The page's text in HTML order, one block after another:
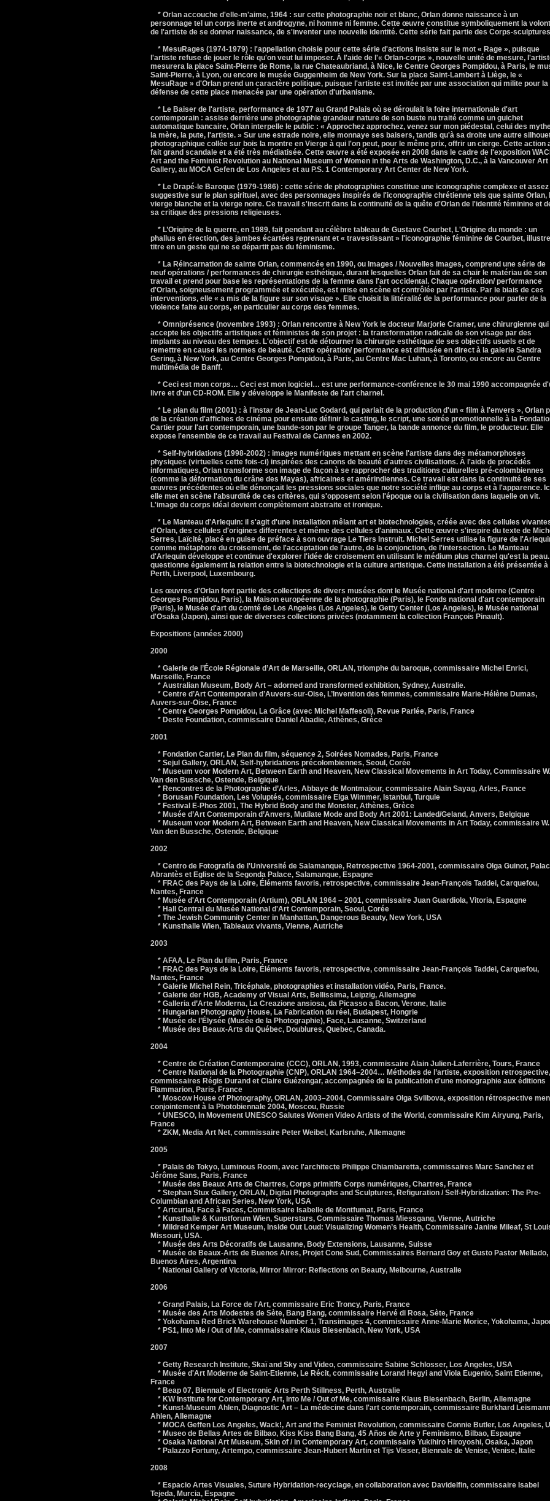
* Orlan accouche d'elle-m'aime, 1964 : sur cette photographie noir et blanc, Orlan donne naissance à un
personnage tel un corps inerte et androgyne, ni homme ni femme. Cette œuvre constitue symboliquement la
de l'artiste de se donner naissance, de s'inventer une nouvelle identité. Cette série fait partie des Corps-
* MesuRages (1974-1979) : l'appellation choisie pour cette série d'actions insiste sur le mot « Rage », puisque
l'artiste refuse de jouer le rôle qu'on veut lui imposer. À l'aide de l'« Orlan-corps », nouvelle unité de mesure,
mesurera la place Saint-Pierre de Rome, la rue Chateaubriand, à Nice, le Centre Georges Pompidou, à Paris, le
Saint-Pierre, à Lyon, ou encore le musée Guggenheim de New York. Sur la place Saint-Lambert à Liège, le «
MesuRage » d'Orlan prend un caractère politique, puisque l'artiste est invitée par une association qui milite pour la
défense de cette place menacée par une opération d'urbanisme.
* Le Baiser de l'artiste, performance de 1977 au Grand Palais où se déroulait la foire internationale d'art
contemporain : assise derrière une photographie grandeur nature de son buste nu traité comme un guichet
automatique bancaire, Orlan interpelle le public : « Approchez approchez, venez sur mon piédestal, celui des
la mère, la pute, l'artiste. » Sur une estrade noire, elle monnaye ses baisers, tandis qu'à sa droite une autre
photographique collée sur bois la montre en Vierge à qui l'on peut, pour le même prix, offrir un cierge. Cette action
fait grand scandale et a été très médiatisée. Cette œuvre a été exposée en 2008 dans le cadre de l'exposition
Art and the Feminist Revolution au National Museum of Women in the Arts de Washington, D.C., à la Vancouver Art
Gallery, au MOCA Gefen de Los Angeles et au P.S. 1 Contemporary Art Center de New York.
* Le Drapé-le Baroque (1979-1986) : cette série de photographies constitue une iconographie complexe et assez
suggestive sur le plan spirituel, avec des personnages inspirés de l'iconographie chrétienne tels que sainte Orlan,
vierge blanche et la vierge noire. Ce travail s'inscrit dans la continuité de la quête d'Orlan de l'identité féminine et
sa critique des pressions religieuses.
* L’Origine de la guerre, en 1989, fait pendant au célèbre tableau de Gustave Courbet, L'Origine du monde : un
phallus en érection, des jambes écartées reprenant et « travestissant » l'iconographie féminine de Courbet,
titre en un geste qui ne se départit pas du féminisme.
* La Réincarnation de sainte Orlan, commencée en 1990, ou Images / Nouvelles Images, comprend une série de
neuf opérations / performances de chirurgie esthétique, durant lesquelles Orlan fait de sa chair le matériau de son
travail et prend pour base les représentations de la femme dans l'art occidental. Chaque opération/ performance
d'Orlan, soigneusement programmée et exécutée, est mise en scène et contrôlée par l'artiste. Par le biais de ces
interventions, elle « a mis de la figure sur son visage ». Elle choisit la littéralité de la performance pour parler de la
violence faite au corps, en particulier au corps des femmes.
* Omniprésence (novembre 1993) : Orlan rencontre à New York le docteur Marjorie Cramer, une chirurgienne qui
accepte les objectifs artistiques et féministes de son projet : la transformation radicale de son visage par des
implants au niveau des tempes. L'objectif est de détourner la chirurgie esthétique de ses objectifs usuels et de
remettre en cause les normes de beauté. Cette opération/ performance est diffusée en direct à la galerie Sandra
Gering, à New York, au Centre Georges Pompidou, à Paris, au Centre Mac Luhan, à Toronto, ou encore au Centre
multimédia de Banff.
* Ceci est mon corps… Ceci est mon logiciel… est une performance-conférence le 30 mai 1990 accompagnée
livre et d'un CD-ROM. Elle y développe le Manifeste de l'art charnel.
* Le plan du film (2001) : à l'instar de Jean-Luc Godard, qui parlait de la production d'un « film à l'envers », Orlan
de la création d'affiches de cinéma pour ensuite définir le casting, le script, une soirée promotionnelle à la
Cartier pour l'art contemporain, une bande-son par le groupe Tanger, la bande annonce du film, le producteur. Elle
expose l'ensemble de ce travail au Festival de Cannes en 2002.
* Self-hybridations (1998-2002) : images numériques mettant en scène l'artiste dans des métamorphoses
physiques (virtuelles cette fois-ci) inspirées des canons de beauté d'autres civilisations. À l'aide de procédés
informatiques, Orlan transforme son image de façon à se rapprocher des traditions culturelles pré-colombiennes
(comme la déformation du crâne des Mayas), africaines et amérindiennes. Ce travail est dans la continuité de ses
œuvres précédentes où elle dénonçait les pressions sociales que notre société inflige au corps et à l'apparence.
elle met en scène l'absurdité de ces critères, qui s'opposent selon l'époque ou la civilisation dans laquelle on vit.
L'image du corps idéal devient complètement abstraite et ironique.
* Le Manteau d'Arlequin: il s'agit d'une installation mêlant art et biotechnologies, créée avec des cellules
d'Orlan, des cellules d'origines differentes et même des cellules d'animaux. Cette œuvre s'inspire du texte de
Serres, Laïcité, placé en guise de préface à son ouvrage Le Tiers Instruit. Michel Serres utilise la figure de
comme métaphore du croisement, de l'acceptation de l'autre, de la conjonction, de l'intersection. Le Manteau
d'Arlequin développe et continue d'explorer l'idée de croisement en utilisant le médium plus charnel qu'est la
questionne également la relation entre la biotechnologie et la culture artistique. Cette installation a été présentée à
Perth, Liverpool, Luxembourg.
Les œuvres d'Orlan font partie des collections de divers musées dont le Musée national d'art moderne (Centre
Georges Pompidou, Paris), la Maison européenne de la photographie (Paris), le Fonds national d'art contemporain
(Paris), le Musée d'art du comté de Los Angeles (Los Angeles), le Getty Center (Los Angeles), le Musée national
d'Osaka (Japon), ainsi que de diverses collections privées (notamment la collection François Pinault).
Expositions (années 2000)
2000
* Galerie de l’École Régionale d’Art de Marseille, ORLAN, triomphe du baroque, commissaire Michel Enrici,
Marseille, France
* Australian Museum, Body Art – adorned and transformed exhibition, Sydney, Australie.
* Centre d’Art Contemporain d’Auvers-sur-Oise, L’Invention des femmes, commissaire Marie-Hélène Dumas,
Auvers-sur-Oise, France
* Centre Georges Pompidou, La Grâce (avec Michel Maffesoli), Revue Parlée, Paris, France
* Deste Foundation, commissaire Daniel Abadie, Athènes, Grèce
2001
* Fondation Cartier, Le Plan du film, séquence 2, Soirées Nomades, Paris, France
* Sejul Gallery, ORLAN, Self-hybridations précolombiennes, Seoul, Corée
* Museum voor Modern Art, Between Earth and Heaven, New Classical Movements in Art Today, Commissaire W.
Van den Bussche, Ostende, Belgique
* Rencontres de la Photographie d’Arles, Abbaye de Montmajour, commissaire Alain Sayag, Arles, France
* Borusan Foundation, Les Voluptés, commissaire Elga Wimmer, Istanbul, Turquie
* Festival E-Phos 2001, The Hybrid Body and the Monster, Athènes, Grèce
* Musée d’Art Contemporain d’Anvers, Mutilate Mode and Body Art 2001: Landed/Geland, Anvers, Belgique
* Museum voor Modern Art, Between Earth and Heaven, New Classical Movements in Art Today, commissaire W.
Van den Bussche, Ostende, Belgique
2002
* Centro de Fotografía de l'Université de Salamanque, Retrospective 1964-2001, commissaire Olga Guinot,
Abrantès et Eglise de la Segonda Palace, Salamanque, Espagne
* FRAC des Pays de la Loire, Éléments favoris, retrospective, commissaire Jean-François Taddei, Carquefou,
Nantes, France
* Musée d'Art Contemporain (Artium), ORLAN 1964 – 2001, commissaire Juan Guardiola, Vitoria, Espagne
* Hall Central du Musée National d'Art Contemporain, Seoul, Corée
* The Jewish Community Center in Manhattan, Dangerous Beauty, New York, USA
* Kunsthalle Wien, Tableaux vivants, Vienne, Autriche
2003
* AFAA, Le Plan du film, Paris, France
* FRAC des Pays de la Loire, Éléments favoris, retrospective, commissaire Jean-François Taddei, Carquefou,
Nantes, France
* Galerie Michel Rein, Tricéphale, photographies et installation vidéo, Paris, France.
* Galerie der HGB, Academy of Visual Arts, Bellissima, Leipzig, Allemagne
* Galleria d’Arte Moderna, La Creazione ansiosa, da Picasso a Bacon, Verone, Italie
* Hungarian Photography House, La Fabrication du réel, Budapest, Hongrie
* Musée de l’Élysée (Musée de la Photographie), Face, Lausanne, Switzerland
* Musée des Beaux-Arts du Québec, Doublures, Quebec, Canada.
2004
* Centre de Création Contemporaine (CCC), ORLAN, 1993, commissaire Alain Julien-Laferrière, Tours, France
* Centre National de la Photographie (CNP), ORLAN 1964–2004… Méthodes de l’artiste, exposition retrospective,
commissaires Régis Durand et Claire Guézengar, accompagnée de la publication d'une monographie aux éditions
Flammarion, Paris, France
* Moscow House of Photography, ORLAN, 2003–2004, Commissaire Olga Svlibova, exposition rétrospective
conjointement à la Photobiennale 2004, Moscou, Russie
* UNESCO, In Movement UNESCO Salutes Women Video Artists of the World, commissaire Kim Airyung, Paris,
France
* ZKM, Media Art Net, commissaire Peter Weibel, Karlsruhe, Allemagne
2005
* Palais de Tokyo, Luminous Room, avec l'architecte Philippe Chiambaretta, commissaires Marc Sanchez et
Jérôme Sans, Paris, France
* Musée des Beaux Arts de Chartres, Corps primitifs Corps numériques, Chartres, France
* Stephan Stux Gallery, ORLAN, Digital Photographs and Sculptures, Refiguration / Self-Hybridization: The Pre-
Columbian and African Series, New York, USA
* Artcurial, Face à Faces, Commissaire Isabelle de Montfumat, Paris, France
* Kunsthalle & Kunstforum Wien, Superstars, Commissaire Thomas Miessgang, Vienne, Autriche
* Mildred Kemper Art Museum, Inside Out Loud: Visualizing Women’s Health, Commissaire Janine Mileaf, St
Missouri, USA.
* Musée des Arts Décoratifs de Lausanne, Body Extensions, Lausanne, Suisse
* Musée de Beaux-Arts de Buenos Aires, Projet Cone Sud, Commissaires Bernard Goy et Gusto Pastor Mellado,
Buenos Aires, Argentina
* National Gallery of Victoria, Mirror Mirror: Reflections on Beauty, Melbourne, Australie
2006
* Grand Palais, La Force de l'Art, commissaire Eric Troncy, Paris, France
* Musée des Arts Modestes de Sète, Bang Bang, commissaire Hervé di Rosa, Sète, France
* Yokohama Red Brick Warehouse Number 1, Transimages 4, commissaire Anne-Marie Morice, Yokohama,
* PS1, Into Me / Out of Me, commaissaire Klaus Biesenbach, New York, USA
2007
* Getty Research Institute, Skaï and Sky and Video, commissaire Sabine Schlosser, Los Angeles, USA
* Musée d'Art Moderne de Saint-Etienne, Le Récit, commissaire Lorand Hegyi and Viola Eugenio, Saint Etienne,
France
* Beap 07, Biennale of Electronic Arts Perth Stillness, Perth, Australie
* KW Institute for Contemporary Art, Into Me / Out of Me, commissaire Klaus Biesenbach, Berlin, Allemagne
* Kunst-Museum Ahlen, Diagnostic Art – La médecine dans l'art contemporain, commissaire Burkhard
Ahlen, Allemagne
* MOCA Geffen Los Angeles, Wack!, Art and the Feminist Revolution, commissaire Connie Butler, Los Angeles,
* Museo de Bellas Artes de Bilbao, Kiss Kiss Bang Bang, 45 Años de Arte y Feminismo, Bilbao, Espagne
* Osaka National Art Museum, Skin of / in Contemporary Art, commissaire Yukihiro Hiroyoshi, Osaka, Japon
* Palazzo Fortuny, Artempo, commissaire Jean-Hubert Martin et Tijs Visser, Biennale de Venise, Venise, Italie
2008
* Espacio Artes Visuales, Suture Hybridation-recyclage, en collaboration avec Davidelfin, commissaire Isabel
Tejeda, Murcia, Espagne